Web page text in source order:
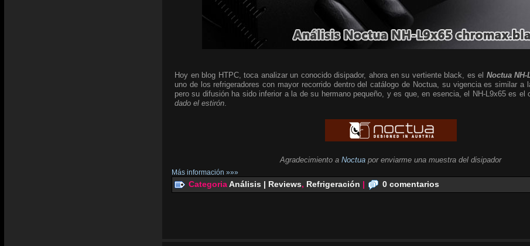
Hoy en blog HTPC, toca analizar un conocido disipador, ahora en su vertiente black, es el Noctua
uno de los refrigeradores con mayor recorrido dentro del catálogo de Noctua, su vigencia es similar a
pero su difusión ha sido inferior a la de su hermano pequeño, y es que, en esencia, el NH-L9x65 es el
dado el estirón
Agradecimiento a Noctua por enviarme una muestra del disipador
Más información »»»
CategoriaAnálisis | Reviews, Refrigeración | 0 comentarios